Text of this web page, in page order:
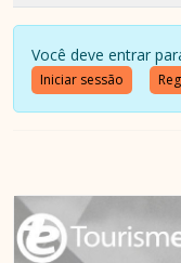
Você deve entrar
Iniciar sessão